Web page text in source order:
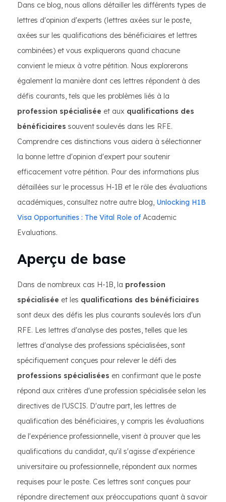
Dans ce blog, nous allons détailler les différents types de
lettres d'opinion d'experts (lettres axées sur le poste,
axées sur les qualifications des bénéficiaires et lettres
combinées) et vous expliquerons quand chacune
convient le mieux à votre pétition. Nous explorerons
également la manière dont ces lettres répondent à des
défis courants, tels que les problèmes liés à la
profession spécialisée et aux qualifications des
bénéficiaires souvent soulevés dans les RFE.
Comprendre ces distinctions vous aidera à sélectionner
la bonne lettre d'opinion d'expert pour soutenir
efficacement votre pétition. Pour des informations plus
détaillées sur le processus H-1B et le rôle des évaluations
académiques, consultez notre autre blog, Unlocking H1B
Visa Opportunities : The Vital Role ofAcademic
Evaluations.
Aperçu de base
Dans de nombreux cas H-1B, la profession
spécialisée et les qualifications des bénéficiaires
sont deux des défis les plus courants soulevés lors d'un
RFE. Les lettres d'analyse des postes, telles que les
lettres d'analyse des professions spécialisées, sont
spécifiquement conçues pour relever le défi des
professions spécialisées en confirmant que le poste
répond aux critères d'une profession spécialisée selon les
directives de l'USCIS. D'autre part, les lettres de
qualification des bénéficiaires, y compris les évaluations
de l'expérience professionnelle, visent à prouver que les
qualifications du candidat, qu'il s'agisse d'expérience
universitaire ou professionnelle, répondent aux normes
requises pour le poste. Ces lettres sont conçues pour
répondre directement aux préoccupations quant à savoir